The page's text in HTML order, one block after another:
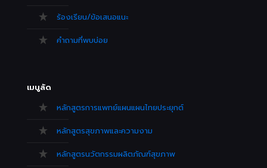
ร้องเรียน/ข้อเสนอแนะ
คำถามที่พบบ่อย
เมนูลัด
หลักสูตรการแพทย์แผนแผนไทยประยุกต์
หลักสูตรสุขภาพและความงาม
หลักสูตรนวัตกรรมผลิตภัณฑ์สุขภาพ